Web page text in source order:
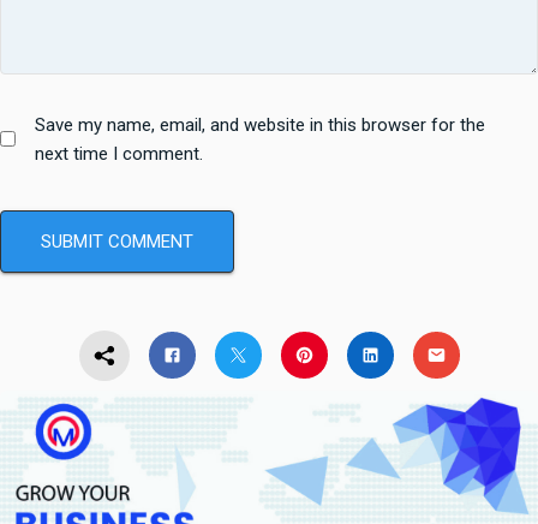
Save my name, email, and website in this browser for the
next time I comment.